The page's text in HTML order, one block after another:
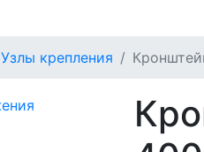
Узлы крепления